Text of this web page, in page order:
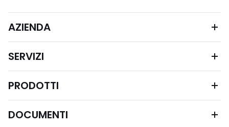
AZIENDA
SERVIZI
PRODOTTI
DOCUMENTI